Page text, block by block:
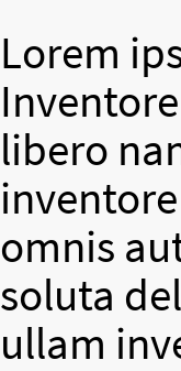
Lorem
libero
omnis
soluta
ullam